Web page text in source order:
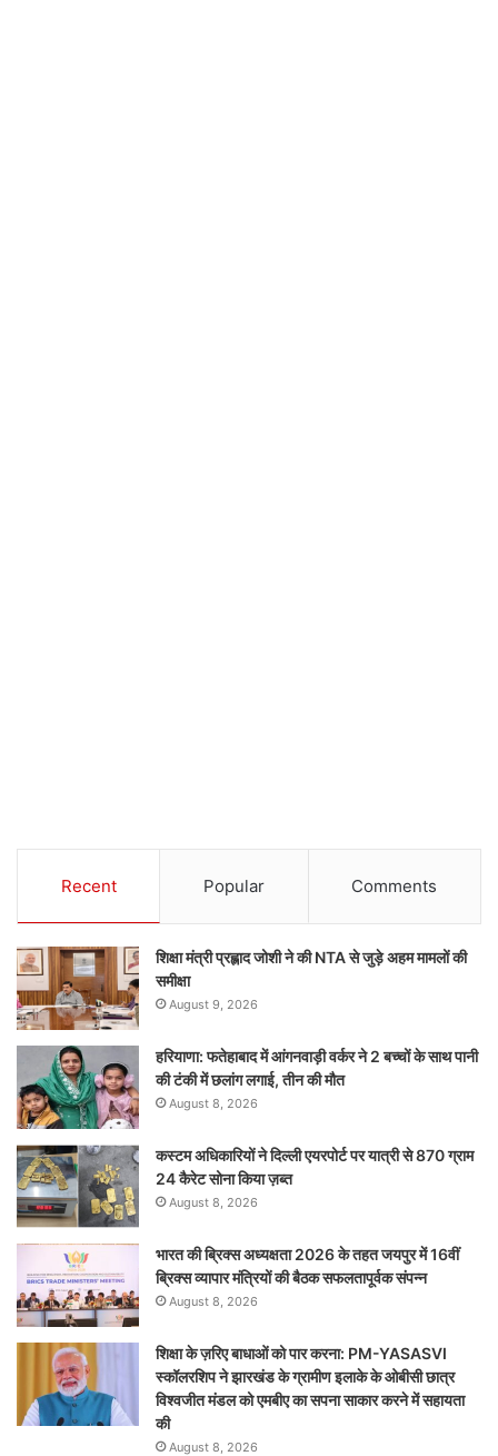
Recent Popular Comments
शिक्षा मंत्री प्रह्लाद जोशी ने की NTA से जुड़े अहम मामलों की
समीक्षा
August 9, 2026
हरियाणा: फतेहाबाद में आंगनवाड़ी वर्कर ने 2 बच्चों के साथ पानी
की टंकी में छलांग लगाई, तीन की मौत
August 8, 2026
कस्टम अधिकारियों ने दिल्ली एयरपोर्ट पर यात्री से 870 ग्राम
24 कैरेट सोना किया ज़ब्त
August 8, 2026
भारत की ब्रिक्‍स अध्यक्षता 2026 के तहत जयपुर में 16वीं
ब्रिक्‍स व्यापार मंत्रियों की बैठक सफलतापूर्वक संपन्न
August 8, 2026
शिक्षा के ज़रिए बाधाओं को पार करना: PM-YASASVI
स्कॉलरशिप ने झारखंड के ग्रामीण इलाके के ओबीसी छात्र
विश्वजीत मंडल को एमबीए का सपना साकार करने में सहायता
की
August 8, 2026